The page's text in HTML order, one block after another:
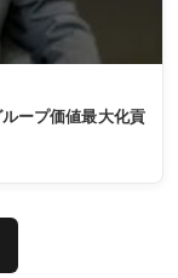
ープ価値最大化貢